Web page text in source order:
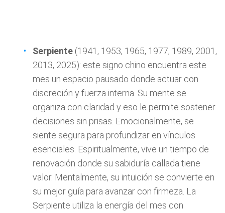
Serpiente (1941, 1953, 1965, 1977, 1989, 2001,
2013, 2025): este signo chino encuentra este
mes un espacio pausado donde actuar con
discreción y fuerza interna. Su mente se
organiza con claridad y eso le permite sostener
decisiones sin prisas. Emocionalmente, se
siente segura para profundizar en vínculos
esenciales. Espiritualmente, vive un tiempo de
renovación donde su sabiduría callada tiene
valor. Mentalmente, su intuición se convierte en
su mejor guía para avanzar con firmeza. La
Serpiente utiliza la energía del mes con